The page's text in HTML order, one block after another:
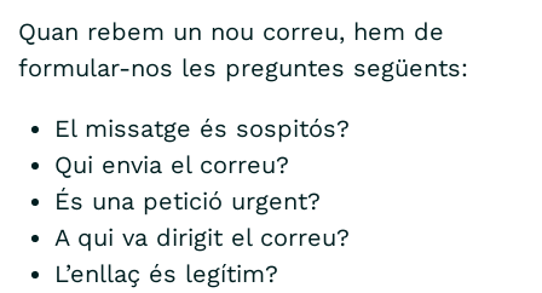
Quan rebem un nou correu, hem de
formular-nos les preguntes següents:
El missatge és sospitós?
Qui envia el correu?
És una petició urgent?
A qui va dirigit el correu?
L’enllaç és legítim?